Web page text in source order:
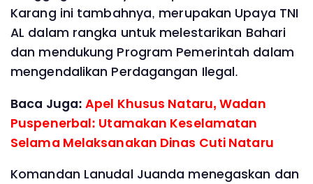
Karang ini tambahnya, merupakan Upaya TNI
AL dalam rangka untuk melestarikan Bahari
dan mendukung Program Pemerintah dalam
mengendalikan Perdagangan Ilegal.
Baca Juga:Apel Khusus Nataru, Wadan
Puspenerbal: Utamakan Keselamatan
Selama Melaksanakan Dinas Cuti Nataru
Komandan Lanudal Juanda menegaskan dan